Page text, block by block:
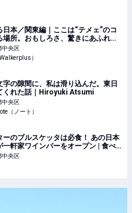
日本／関東編｜ここは“テメェ”のコ
場所。おもしろさ、驚きにあふれた
テ」｜ウォーカープラス
中央区
）
字の隙間に、私は滑り込んだ。東日
くれた話｜Hiroyuki Atsumi
中央区
（ノート）
ーのブルスケッタは必食！ あの日本
一軒家ワインバーをオープン | 食べ
中央区